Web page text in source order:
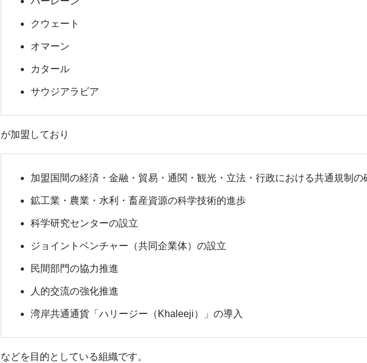
クウェート
オマーン
カタール
サウジアラビア
が加盟しており
加盟国間の経済・金融・貿易・通関・観光・立法・行政における共通規制の
鉱工業・農業・水利・畜産資源の科学技術的進歩
科学研究センターの設立
ジョイントベンチャー（共同企業体）の設立
民間部門の協力推進
人的交流の強化推進
湾岸共通通貨「ハリージー（Khaleeji）」の導入
などを目的としている組織です。